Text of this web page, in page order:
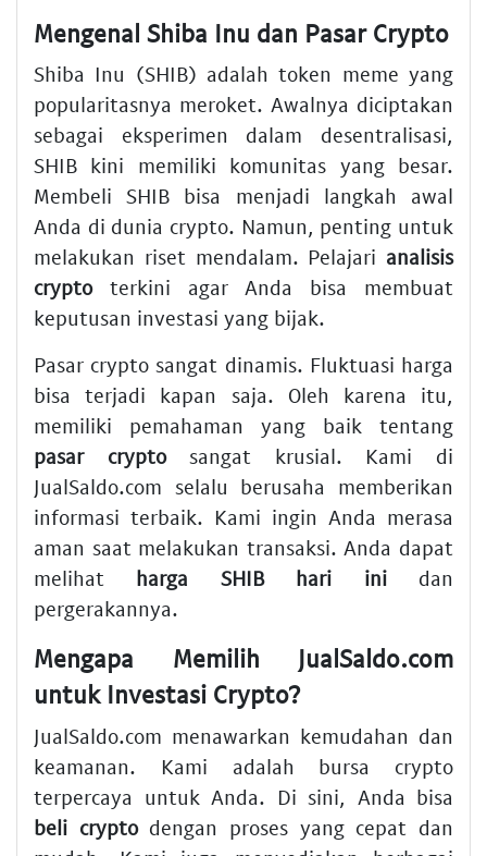
Mengenal Shiba Inu dan Pasar Crypto
Shiba Inu (SHIB) adalah token meme yang
popularitasnya meroket. Awalnya diciptakan
sebagai eksperimen dalam desentralisasi,
SHIB kini memiliki komunitas yang besar.
Membeli SHIB bisa menjadi langkah awal
Anda di dunia crypto. Namun, penting untuk
melakukan riset mendalam. Pelajari analisis
cryptoterkini agar Anda bisa membuat
keputusan investasi yang bijak.
Pasar crypto sangat dinamis. Fluktuasi harga
bisa terjadi kapan saja. Oleh karena itu,
memiliki pemahaman yang baik tentang
pasar cryptosangat krusial. Kami di
JualSaldo.com selalu berusaha memberikan
informasi terbaik. Kami ingin Anda merasa
aman saat melakukan transaksi. Anda dapat
melihat harga SHIB hari inidan
pergerakannya.
Mengapa Memilih JualSaldo.com
untuk Investasi Crypto?
JualSaldo.com menawarkan kemudahan dan
keamanan. Kami adalah bursa crypto
terpercaya untuk Anda. Di sini, Anda bisa
beli cryptodengan proses yang cepat dan